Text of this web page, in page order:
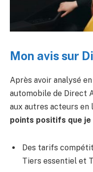
Mon avis sur
Après avoir analysé
automobile de Direct
aux autres acteurs en
points positifs que
Des tarifs
Tiers essentiel et